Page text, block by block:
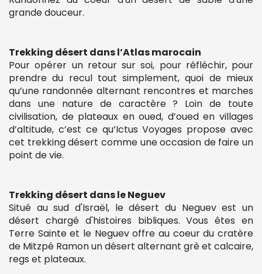
grande douceur.
Trekking désert dans l’Atlas marocain
Pour opérer un retour sur soi, pour réfléchir, pour
prendre du recul tout simplement, quoi de mieux
qu’une randonnée alternant rencontres et marches
dans une nature de caractère ? Loin de toute
civilisation, de plateaux en oued, d’oued en villages
d’altitude, c’est ce qu’Ictus Voyages propose avec
cet trekking désert comme une occasion de faire un
point de vie.
Trekking désert dans le Neguev
Situé au sud d'Israël, le désert du Neguev est un
désert chargé d'histoires bibliques. Vous êtes en
Terre Sainte et le Neguev offre au coeur du cratère
de Mitzpé Ramon un désert alternant grè et calcaire,
regs et plateaux.